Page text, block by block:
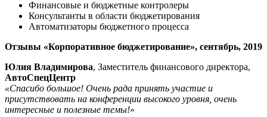
Финансовые и бюджетные контролеры
Консультанты в области бюджетирования
Автоматизаторы бюджетного процесса
Отзывы «Корпоративное бюджетирование», сентябрь, 2019
Юлия Владимирова, Заместитель финансового директора,
АвтоСпецЦентр
«Спасибо большое! Очень рада принять участие и
присутствовать на конференции высокого уровня, очень
интересные и полезные темы!»